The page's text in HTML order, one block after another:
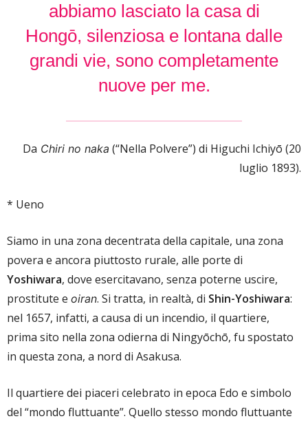
abbiamo lasciato la casa di
Hongō, silenziosa e lontana dalle
grandi vie, sono completamente
nuove per me.
Da Chiri no naka (“Nella Polvere”) di Higuchi Ichiyō (20
luglio 1893).
* Ueno
Siamo in una zona decentrata della capitale, una zona
povera e ancora piuttosto rurale, alle porte di
Yoshiwara, dove esercitavano, senza poterne uscire,
prostitute e oiran. Si tratta, in realtà, di Shin-Yoshiwara:
nel 1657, infatti, a causa di un incendio, il quartiere,
prima sito nella zona odierna di Ningyōchō, fu spostato
in questa zona, a nord di Asakusa.
Il quartiere dei piaceri celebrato in epoca Edo e simbolo
del “mondo fluttuante”. Quello stesso mondo fluttuante